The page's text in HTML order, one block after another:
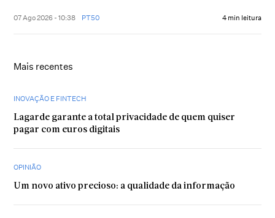
07 Ago 2026 - 10:38 PT50 4 min leitura
Mais recentes
INOVAÇÃO E FINTECH
Lagarde garante a total privacidade de quem quiser
pagar com euros digitais
OPINIÃO
Um novo ativo precioso: a qualidade da informação